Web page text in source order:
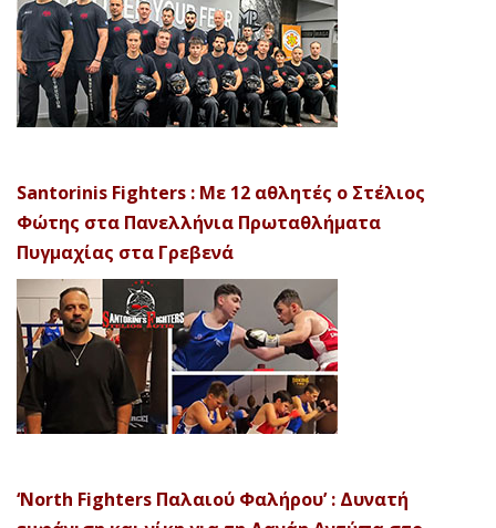
Santorinis Fighters : Με 12 αθλητές ο Στέλιος
Φώτης στα Πανελλήνια Πρωταθλήματα
Πυγμαχίας στα Γρεβενά
‘North Fighters Παλαιού Φαλήρου’ : Δυνατή